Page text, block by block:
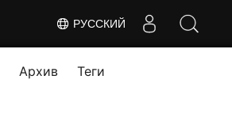
РУССКИЙ
Архив Теги